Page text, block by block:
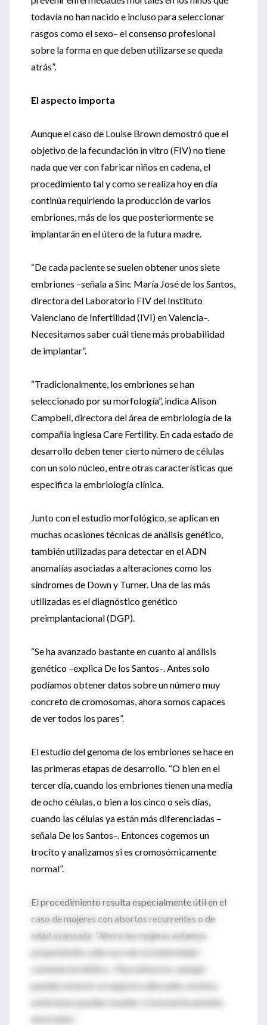
todavía no han nacido e incluso para seleccionar
rasgos como el sexo– el consenso profesional
sobre la forma en que deben utilizarse se queda
atrás”.
El aspecto importa
Aunque el caso de Louise Brown demostró que el
objetivo de la fecundación in vitro (FIV) no tiene
nada que ver con fabricar niños en cadena, el
procedimiento tal y como se realiza hoy en día
continúa requiriendo la producción de varios
embriones, más de los que posteriormente se
implantarán en el útero de la futura madre.
“De cada paciente se suelen obtener unos siete
embriones –señala a Sinc María José de los Santos,
directora del Laboratorio FIV del Instituto
Valenciano de Infertilidad (IVI) en Valencia–.
Necesitamos saber cuál tiene más probabilidad
de implantar”.
“Tradicionalmente, los embriones se han
seleccionado por su morfología”, indica Alison
Campbell, directora del área de embriología de la
compañía inglesa Care Fertility. En cada estado de
desarrollo deben tener cierto número de células
con un solo núcleo, entre otras características que
especifica la embriología clínica.
Junto con el estudio morfológico, se aplican en
muchas ocasiones técnicas de análisis genético,
también utilizadas para detectar en el ADN
anomalías asociadas a alteraciones como los
síndromes de Down y Turner. Una de las más
utilizadas es el diagnóstico genético
preimplantacional (DGP).
“Se ha avanzado bastante en cuanto al análisis
genético –explica De los Santos–. Antes solo
podíamos obtener datos sobre un número muy
concreto de cromosomas, ahora somos capaces
de ver todos los pares”.
El estudio del genoma de los embriones se hace en
las primeras etapas de desarrollo. “O bien en el
tercer día, cuando los embriones tienen una media
de ocho células, o bien a los cinco o seis días,
cuando las células ya están más diferenciadas –
señala De los Santos–. Entonces cogemos un
trocito y analizamos si es cromosómicamente
normal”.
El procedimiento resulta especialmente útil en el
caso de mujeres con abortos recurrentes o de
edad avanzada. “Ahora las mujeres estamos
posponiendo cada vez más la maternidad –
comenta la médica–. Para entonces, aunque
puedan mostrar un aspecto adecuado, muchos
embriones pueden resultar cromosómicamente
anormales”.